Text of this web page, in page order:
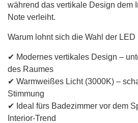
während das vertikale Design dem
Note verleiht.
Warum lohnt sich die Wahl der
✔ Modernes vertikales Design –
des Raumes
✔ Warmweißes Licht (3000K) –
Stimmung
✔ Ideal fürs Badezimmer vor dem
Interior-Trend